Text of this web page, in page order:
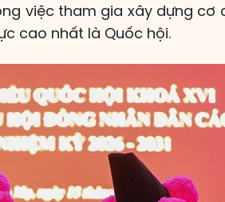
việc tham gia xây dựng cơ
cao nhất là Quốc hội.